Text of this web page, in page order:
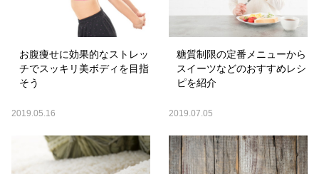
お腹痩せに効果的なストレッ
チでスッキリ美ボディを目指
そう
2019.05.16
糖質制限の定番メニューから
スイーツなどのおすすめレシ
ピを紹介
2019.07.05